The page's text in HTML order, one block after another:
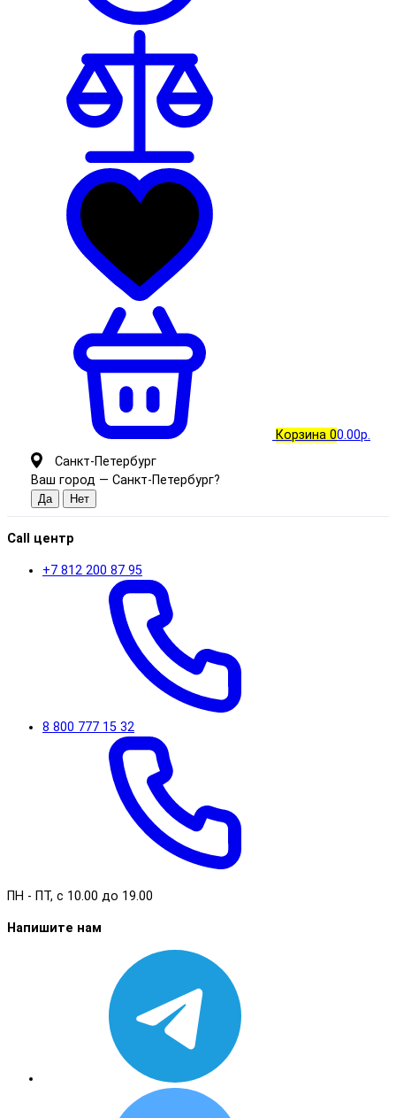
Корзина 00.00р.
Санкт-Петербург
Ваш город — Санкт-Петербург?
Call центр
+7 812 200 87 95
8 800 777 15 32
ПН - ПТ, с 10.00 до 19.00
Напишите нам